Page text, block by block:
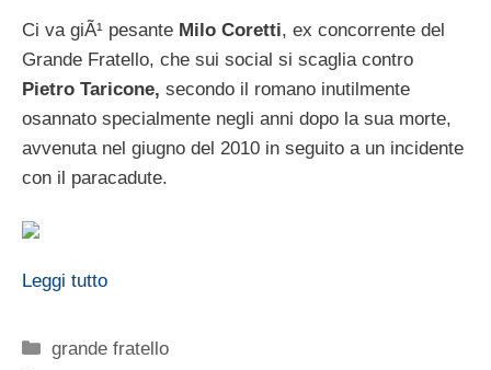
Ci va giÃ¹ pesante Milo Coretti, ex concorrente del
Grande Fratello, che sui social si scaglia contro
Pietro Taricone, secondo il romano inutilmente
osannato specialmente negli anni dopo la sua morte,
avvenuta nel giugno del 2010 in seguito a un incidente
con il paracadute.
Leggi tutto
Categorie
grande fratello